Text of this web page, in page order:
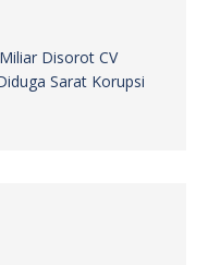
Disorot CV
Sarat Korupsi